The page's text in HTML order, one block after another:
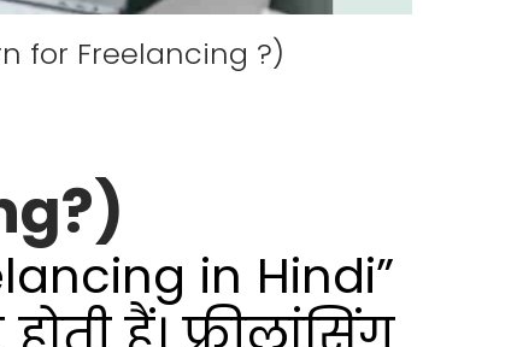
for Freelancing ?)
in Hindi”